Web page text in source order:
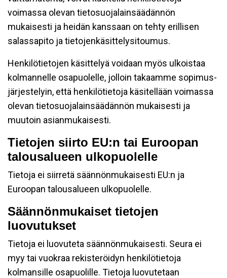
voimassa olevan tietosuojalainsäädännön
mukaisesti ja heidän kanssaan on tehty erillisen
salassapito ja tietojenkäsittelysitoumus.
Henkilötietojen käsittelyä voidaan myös ulkoistaa
kolmannelle osapuolelle, jolloin takaamme sopimus-
järjestelyin, että henkilötietoja käsitellään voimassa
olevan tietosuojalainsäädännön mukaisesti ja
muutoin asianmukaisesti.
Tietojen siirto EU:n tai Euroopan
talousalueen ulkopuolelle
Tietoja ei siirretä säännönmukaisesti EU:n ja
Euroopan talousalueen ulkopuolelle.
Säännönmukaiset tietojen
luovutukset
Tietoja ei luovuteta säännönmukaisesti. Seura ei
myy tai vuokraa rekisteröidyn henkilötietoja
kolmansille osapuolille. Tietoja luovutetaan